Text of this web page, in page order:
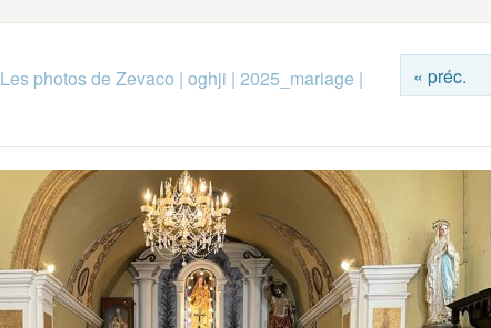
« préc.
Les photos de Zevaco | oghji | 2025_mariage |